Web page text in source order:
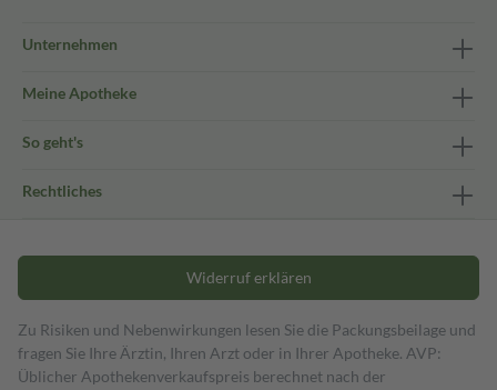
Unternehmen
Meine Apotheke
So geht's
Rechtliches
Widerruf erklären
Zu Risiken und Nebenwirkungen lesen Sie die Packungsbeilage und
fragen Sie Ihre Ärztin, Ihren Arzt oder in Ihrer Apotheke. AVP:
Üblicher Apothekenverkaufspreis berechnet nach der